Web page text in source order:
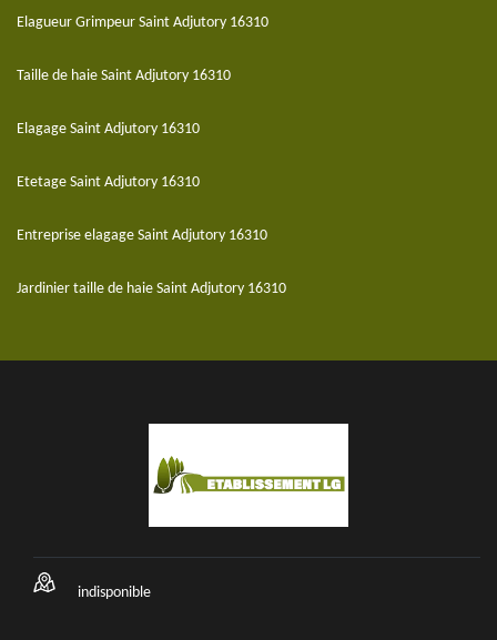
Elagueur Grimpeur Saint Adjutory 16310
Taille de haie Saint Adjutory 16310
Elagage Saint Adjutory 16310
Etetage Saint Adjutory 16310
Entreprise elagage Saint Adjutory 16310
Jardinier taille de haie Saint Adjutory 16310
indisponible